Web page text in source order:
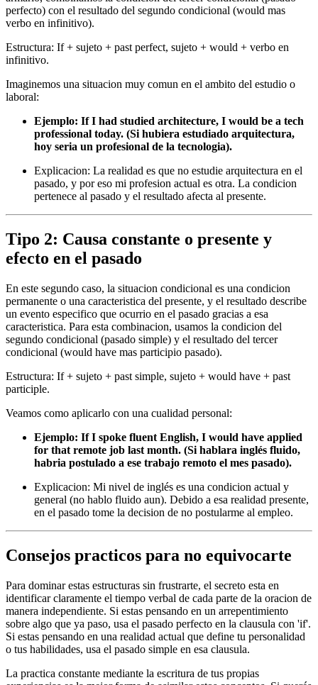
perfecto) con el resultado del segundo condicional (would mas
verbo en infinitivo).
Estructura: If + sujeto + past perfect, sujeto + would + verbo en
infinitivo.
Imaginemos una situacion muy comun en el ambito del estudio o
laboral:
Ejemplo: If I had studied architecture, I would be a tech
professional today. (Si hubiera estudiado arquitectura,
hoy seria un profesional de la tecnologia).
Explicacion: La realidad es que no estudie arquitectura en el
pasado, y por eso mi profesion actual es otra. La condicion
pertenece al pasado y el resultado afecta al presente.
Tipo 2: Causa constante o presente y
efecto en el pasado
En este segundo caso, la situacion condicional es una condicion
permanente o una caracteristica del presente, y el resultado describe
un evento especifico que ocurrio en el pasado gracias a esa
caracteristica. Para esta combinacion, usamos la condicion del
segundo condicional (pasado simple) y el resultado del tercer
condicional (would have mas participio pasado).
Estructura: If + sujeto + past simple, sujeto + would have + past
participle.
Veamos como aplicarlo con una cualidad personal:
Ejemplo: If I spoke fluent English, I would have applied
for that remote job last month. (Si hablara inglés fluido,
habria postulado a ese trabajo remoto el mes pasado).
Explicacion: Mi nivel de inglés es una condicion actual y
general (no hablo fluido aun). Debido a esa realidad presente,
en el pasado tome la decision de no postularme al empleo.
Consejos practicos para no equivocarte
Para dominar estas estructuras sin frustrarte, el secreto esta en
identificar claramente el tiempo verbal de cada parte de la oracion de
manera independiente. Si estas pensando en un arrepentimiento
sobre algo que ya paso, usa el pasado perfecto en la clausula con 'if'.
Si estas pensando en una realidad actual que define tu personalidad
o tus habilidades, usa el pasado simple en esa clausula.
La practica constante mediante la escritura de tus propias